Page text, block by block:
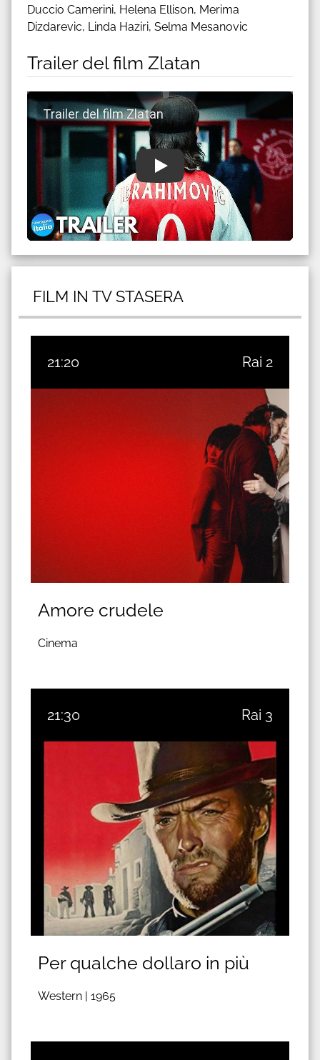
Duccio Camerini, Helena Ellison, Merima
Dizdarevic, Linda Haziri, Selma Mesanovic
Trailer del film Zlatan
Guarda trailer del film Zlatan
FILM IN TV STASERA
21:20 Rai 2
Amore crudele
Cinema
21:30 Rai 3
Per qualche dollaro in più
Western | 1965